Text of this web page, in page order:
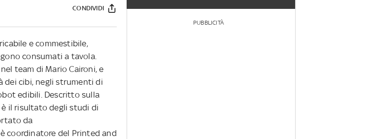
CONDIVIDI
e commestibile,
consumati a tavola.
team di Mario Caironi, e
dei cibi, negli strumenti di
edibili. Descritto sulla
il risultato degli studi di
da
coordinatore del Printed and
PUBBLICITÀ